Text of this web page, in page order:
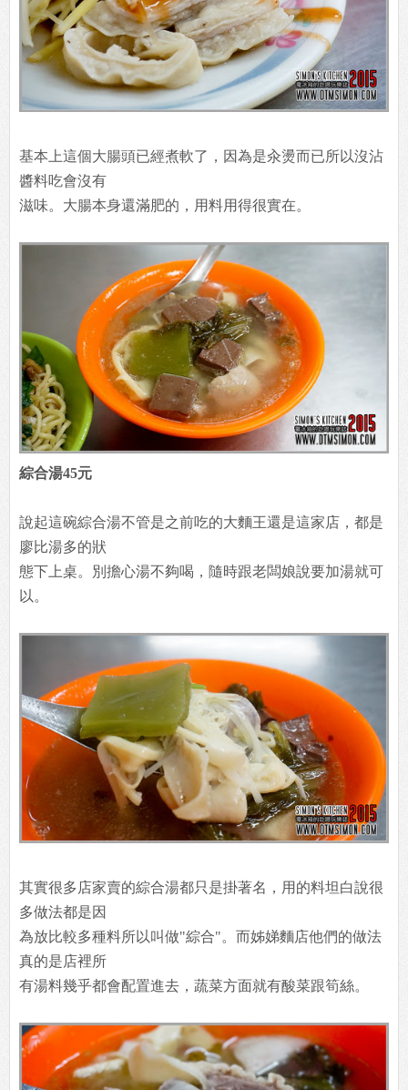
基本上這個大腸頭已經煮軟了，因為是汆燙而已所以沒沾
醬料吃會沒有
滋味。大腸本身還滿肥的，用料用得很實在。
綜合湯45元
說起這碗綜合湯不管是之前吃的大麵王還是這家店，都是
廖比湯多的狀
態下上桌。別擔心湯不夠喝，隨時跟老闆娘說要加湯就可
以。
其實很多店家賣的綜合湯都只是掛著名，用的料坦白說很
多做法都是因
為放比較多種料所以叫做"綜合"。而姊娣麵店他們的做法
真的是店裡所
有湯料幾乎都會配置進去，蔬菜方面就有酸菜跟筍絲。